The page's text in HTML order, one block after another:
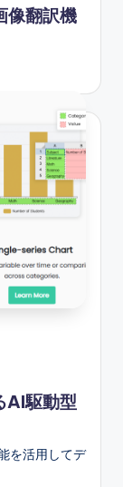
翻訳機
駆動型
を活用してデ